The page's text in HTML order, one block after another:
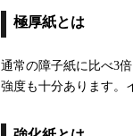
極厚紙とは
通常の障子紙に比べ3
強度も十分あります。